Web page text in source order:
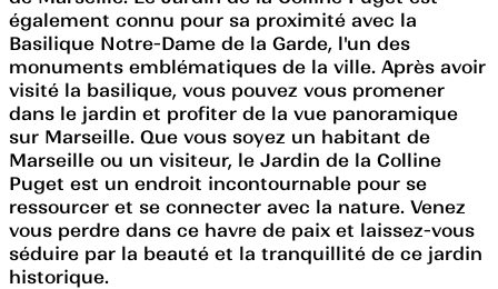
également connu pour sa proximité avec la
Basilique Notre-Dame de la Garde, l'un des
monuments emblématiques de la ville. Après avoir
visité la basilique, vous pouvez vous promener
dans le jardin et profiter de la vue panoramique
sur Marseille. Que vous soyez un habitant de
Marseille ou un visiteur, le Jardin de la Colline
Puget est un endroit incontournable pour se
ressourcer et se connecter avec la nature. Venez
vous perdre dans ce havre de paix et laissez-vous
séduire par la beauté et la tranquillité de ce jardin
historique.